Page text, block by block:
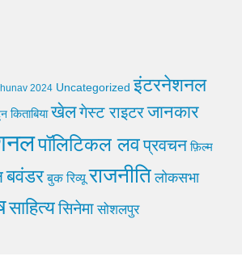
2024 Uncategorized इंटरनेशनल
किताबिया खेलगेस्ट राइटरजानकार
पॉलिटिकल लवप्रवचन फ़िल्म
बवंडर बुक रिव्यू राजनीति लोकसभा
साहित्यसिनेमा सोशलपुर